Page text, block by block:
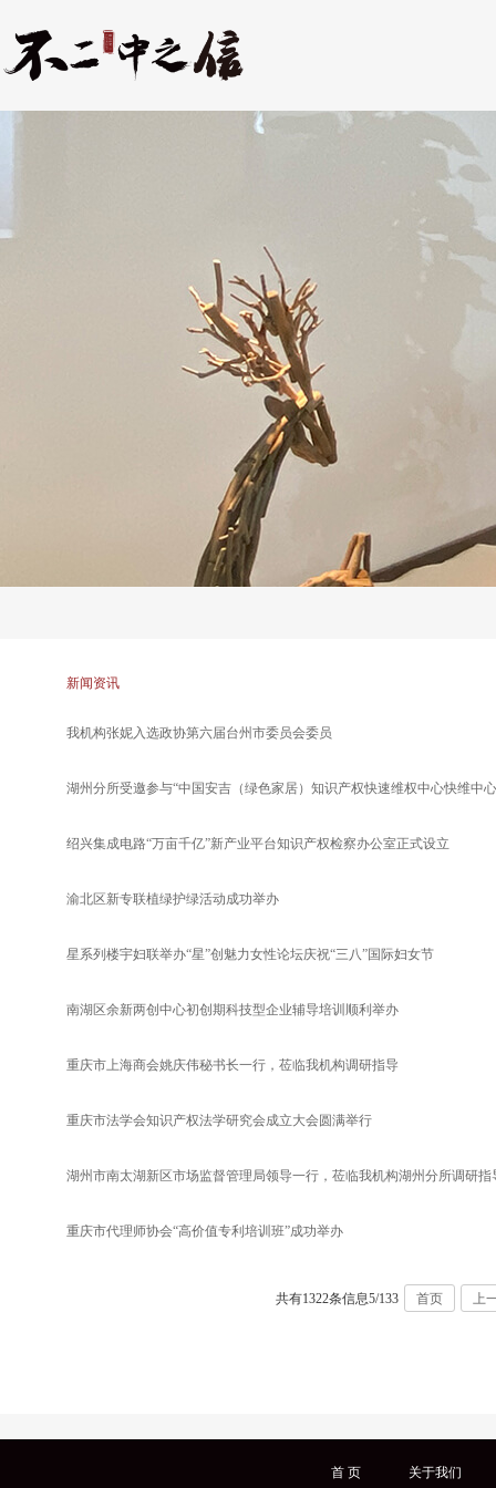
新闻资讯
我机构张妮入选政协第六届台州市委员会委员
湖州分所受邀参与“中国安吉（绿色家居）知识产权快速维权中心快维中
绍兴集成电路“万亩千亿”新产业平台知识产权检察办公室正式设立
渝北区新专联植绿护绿活动成功举办
星系列楼宇妇联举办“星”创魅力女性论坛庆祝“三八”国际妇女节
南湖区余新两创中心初创期科技型企业辅导培训顺利举办
重庆市上海商会姚庆伟秘书长一行，莅临我机构调研指导
重庆市法学会知识产权法学研究会成立大会圆满举行
湖州市南太湖新区市场监督管理局领导一行，莅临我机构湖州分所调研
重庆市代理师协会“高价值专利培训班”成功举办
共有1322条信息5/133 首页 上
首 页 关于我们